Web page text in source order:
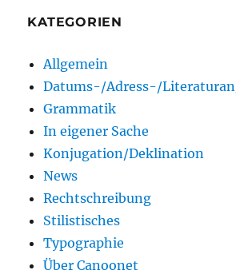
KATEGORIEN
Allgemein
Datums-/Adress-/
Grammatik
In eigener Sache
Konjugation/Deklination
News
Rechtschreibung
Stilistisches
Typographie
Über Canoonet